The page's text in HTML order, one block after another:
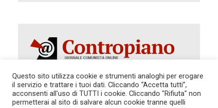
Autorizzazione del Tribunale di Roma 286 del 31
dicembre 2014. Direttore Responsabile: Sergio
Questo sito utilizza cookie e strumenti analoghi per erogare
il servizio e trattare i tuoi dati. Cliccando “Accetta tutti”,
acconsenti all'uso di TUTTI i cookie. Cliccando "Rifiuta" non
permetterai al sito di salvare alcun cookie tranne quelli